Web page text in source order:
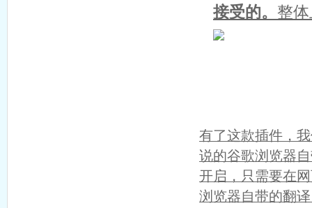
接受的。 整
有了这款插件，
说的谷歌浏览器
开启，只需要在
浏览器自带的翻